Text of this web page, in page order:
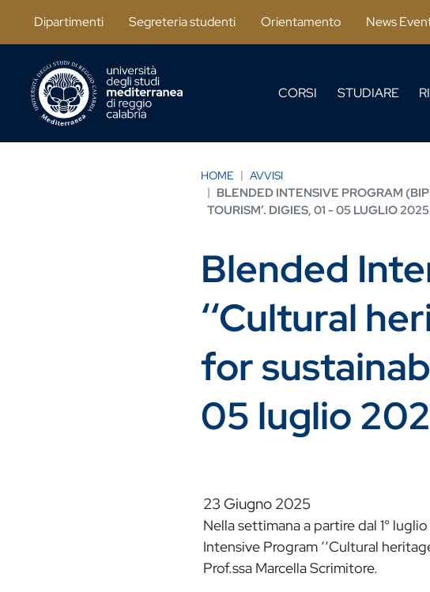
Dipartimenti Segreteria studenti Orientamento News
CORSI STUDIARE
HOME AVVISI
BLENDED INTENSIVE PROGRAM
TOURISM’. DIGIES, 01 - 05 LUGLIO 2025
Blended
‘‘Cultural
for
05 luglio
23 Giugno 2025
Nella settimana a partire dal 1°
Intensive Program ‘‘Cultural
Prof.ssa Marcella Scrimitore.